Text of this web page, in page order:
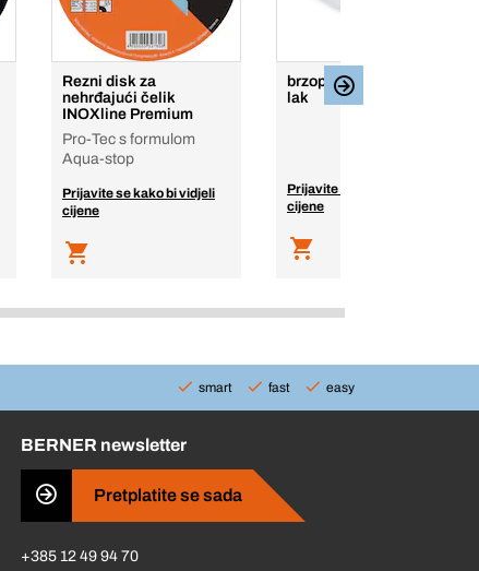
Rezni disk za
nehrđajući čelik
INOXline Premium
Pro-Tec s formulom
Aqua-stop
Prijavite se kako bi vidjeli
cijene
brzoprotočno cjedilo za
lak
Prijavite se kako bi vidjeli
cijene
smart fast easy
BERNER newsletter
Pretplatite se sada
+385 12 49 94 70